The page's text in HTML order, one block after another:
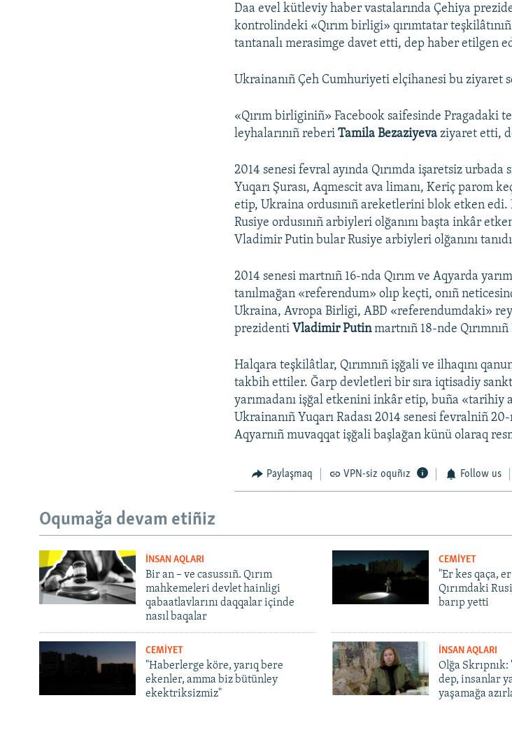
Daa evel kütleviy haber vastalarında Çehiya
kontrolindeki «Qırım birligi» qırımtatar
tantanalı merasimge davet etti, dep haber etilgen
Ukrainanıñ Çeh Cumhuriyeti elçihanesi bu ziyaret
«Qırım birliginiñ» Facebook saifesinde Pragadaki
leyhalarınıñ reberi Tamila Bezaziyeva ziyaret etti,
2014 senesi fevral ayında Qırımda işaretsiz urbada
Yuqarı Şurası, Aqmescit ava limanı, Keriç parom
etip, Ukraina ordusınıñ areketlerini blok etken
Rusiye ordusınıñ arbiyleri olğanını başta inkâr
Vladimir Putin bular Rusiye arbiyleri olğanını
2014 senesi martnıñ 16-nda Qırım ve Aqyarda
tanılmağan «referendum» olıp keçti, onıñ
Ukraina, Avropa Birligi, ABD «referendumdaki»
prezidenti Vladimir Putinmartnıñ 18-nde
Halqara teşkilâtlar, Qırımnıñ işğali ve ilhaqını
takbih ettiler. Ğarp devletleri bir sıra iqtisadiy
yarımadanı işğal etkenini inkâr etip, buña «tarihiy
Ukrainanıñ Yuqarı Radası 2014 senesi fevralniñ
Aqyarnıñ muvaqqat işğali başlağan künü olaraq
Paylaşmaq VPN-siz oquñız Follow us
Oqumağa devam etiñiz
İNSAN AQLARI
Bir an – ve casussıñ. Qırım
mahkemeleri devlet hainligi
qabaatlavlarını daqqalar içinde
nasıl baqalar
CEMİYET
"Er kes qaça,
Qırımdaki
barıp yetti
CEMİYET
"Haberlerge köre, yarıq bere
ekenler, amma biz bütünley
ekektriksizmiz"
İNSAN AQLARI
Olğa Skrıpnık:
dep, insanlar
yaşamağa